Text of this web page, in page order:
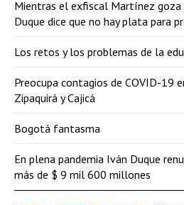
Mientras el exfiscal Martínez
Duque dice que no hay plata para
Los retos y los problemas de la
Preocupa contagios de COVID-19
Zipaquirá y Cajicá
Bogotá fantasma
En plena pandemia Iván Duque
más de $ 9 mil 600 millones